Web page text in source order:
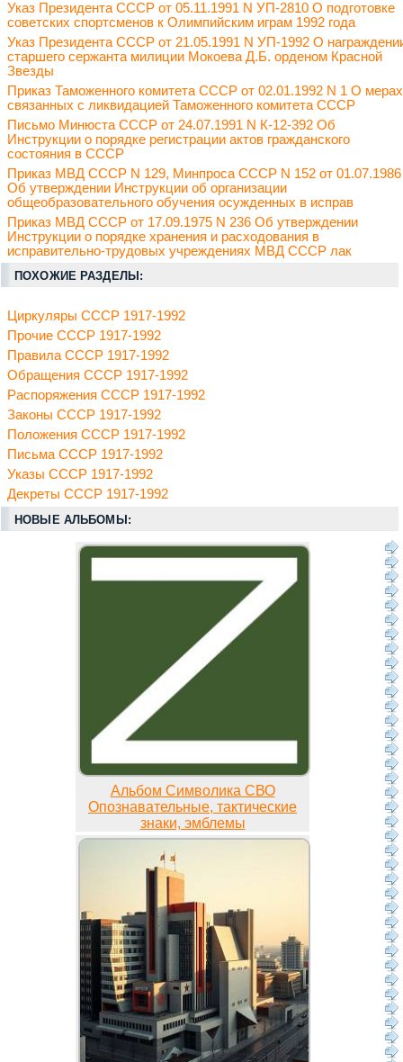
Указ Президента СССР от 05.11.1991 N УП-2810 О подготовке
советских спортсменов к Олимпийским играм 1992 года
Указ Президента СССР от 21.05.1991 N УП-1992 О
старшего сержанта милиции Мокоева Д.Б. орденом Красной
Звезды
Приказ Таможенного комитета СССР от 02.01.1992 N 1 О
связанных с ликвидацией Таможенного комитета СССР
Письмо Минюста СССР от 24.07.1991 N К-12-392 Об
Инструкции о порядке регистрации актов гражданского
состояния в СССР
Приказ МВД СССР N 129, Минпроса СССР N 152 от 01.07.1986
Об утверждении Инструкции об организации
общеобразовательного обучения осужденных в исправ
Приказ МВД СССР от 17.09.1975 N 236 Об утверждении
Инструкции о порядке хранения и расходования в
исправительно-трудовых учреждениях МВД СССР лак
ПОХОЖИЕ РАЗДЕЛЫ:
Циркуляры СССР 1917-1992
Прочие СССР 1917-1992
Правила СССР 1917-1992
Обращения СССР 1917-1992
Распоряжения СССР 1917-1992
Законы СССР 1917-1992
Положения СССР 1917-1992
Письма СССР 1917-1992
Указы СССР 1917-1992
Декреты СССР 1917-1992
НОВЫЕ АЛЬБОМЫ:
Альбом Символика СВО
Опознавательные, тактические
знаки, эмблемы